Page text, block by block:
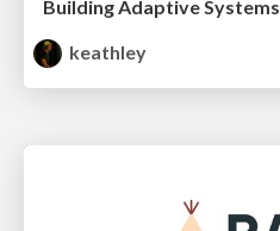
Building Adaptive Systems
keathley